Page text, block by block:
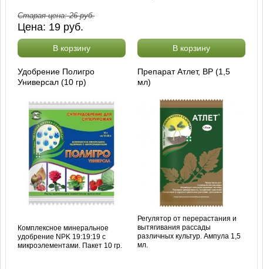
Старая цена:26руб.
Цена: 19 руб.
В корзину В корзину
Удобрение Полигро
Универсал (10 гр)
Комплексное минеральное
удобрение NPK 19:19:19 с
микроэлементами. Пакет 10 гр.
Препарат Атлет, ВР (1,5
мл)
Регулятор от перерастания и
вытягивания рассады
различных культур. Ампула 1,5
мл.